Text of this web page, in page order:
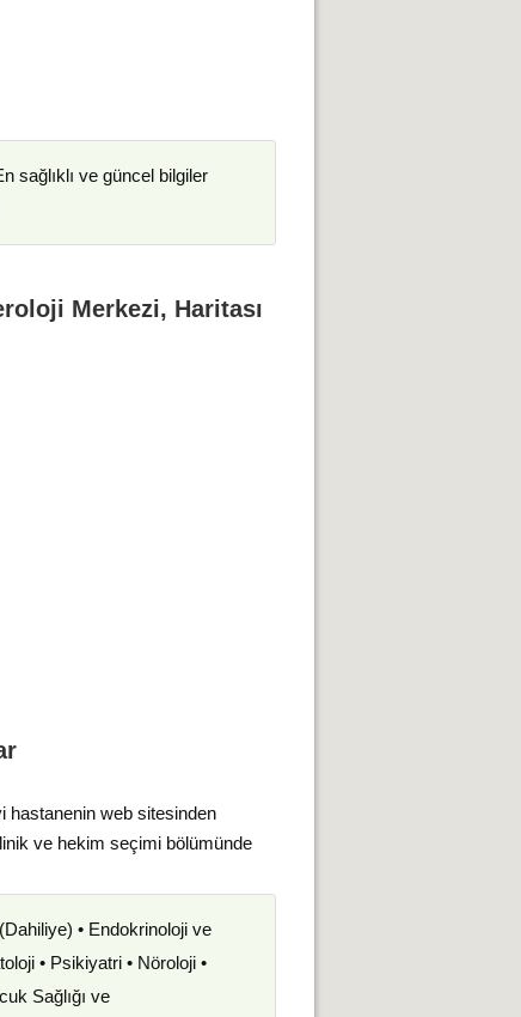
sağlıklı ve güncel bilgiler
Merkezi, Haritası
hastanenin web sitesinden
ve hekim seçimi bölümünde
• Endokrinoloji ve
• Psikiyatri • Nöroloji •
Sağlığı ve